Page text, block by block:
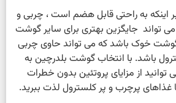
اینکه به راحتی قابل هضم است ، چربی و
تواند جایگزین بهتری برای سایر گوشت
خوک باشد که می تواند حاوی چربی
باشد. با انتخاب گوشت بلدرچین به
توانید از مزایای پروتئین بدون خطرات
غذاهای پرچرب و پر کلسترول لذت ببرید.